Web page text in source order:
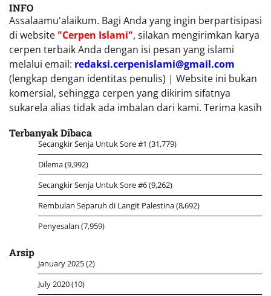
INFO
Assalaamu'alaikum. Bagi Anda yang ingin berpartisipasi
di website "Cerpen Islami", silakan mengirimkan karya
cerpen terbaik Anda dengan isi pesan yang islami
melalui email: redaksi.cerpenislami@gmail.com
(lengkap dengan identitas penulis) | Website ini bukan
komersial, sehingga cerpen yang dikirim sifatnya
sukarela alias tidak ada imbalan dari kami. Terima kasih
Terbanyak Dibaca
Secangkir Senja Untuk Sore #1 (31,779)
Dilema(9,992)
Secangkir Senja Untuk Sore #6(9,262)
Rembulan Separuh di Langit Palestina(8,692)
Penyesalan (7,959)
Arsip
January 2025(2)
July 2020(10)